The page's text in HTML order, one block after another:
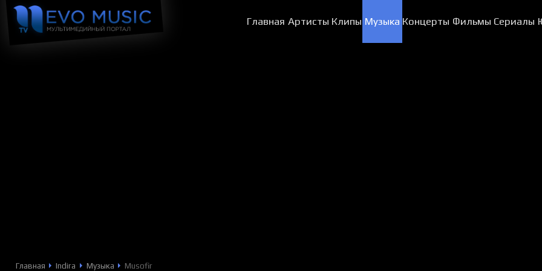
Главная Артисты Клипы Музыка Концерты Фильмы Сериалы
Главная Indira Музыка Musofir